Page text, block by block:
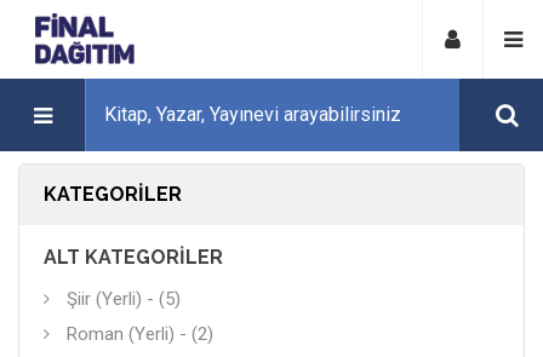
KATEGORILER
ALT KATEGORILER
Şiir (Yerli) - (5)
Roman (Yerli) - (2)